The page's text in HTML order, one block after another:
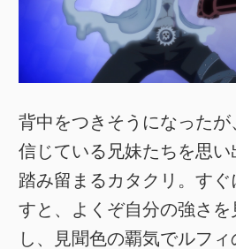
背中をつきそうになったが
信じている兄妹たちを思
踏み留まるカタクリ。す
すと、よくぞ自分の強さ
し、見聞色の覇気でルフ